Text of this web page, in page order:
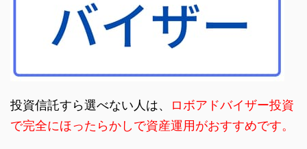
投資信託すら選べない人は、
ロボアドバイザー投資
で完全にほったらかしで資産運用がおすすめです。